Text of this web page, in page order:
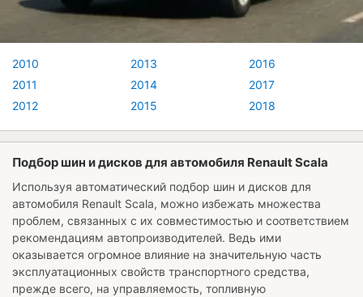
2010
2011
2012
2013
2014
2015
2016
2017
2018
Подбор шин и дисков для автомобиля Renault Scala
Используя автоматический подбор шин и дисков для
автомобиля Renault Scala, можно избежать множества
проблем, связанных с их совместимостью и соответствием
рекомендациям автопроизводителей. Ведь ими
оказывается огромное влияние на значительную часть
эксплуатационных свойств транспортного средства,
прежде всего, на управляемость, топливную